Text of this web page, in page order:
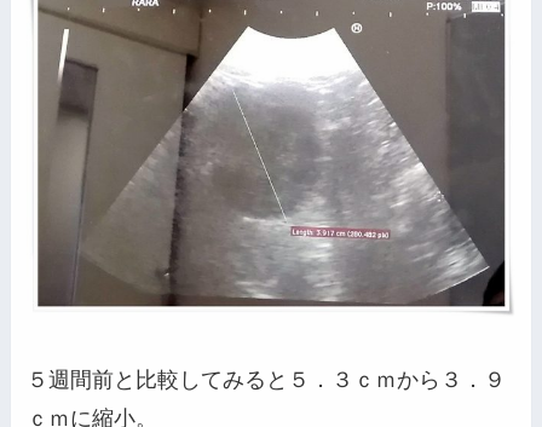
５週間前と比較してみると５．３ｃｍから３．９
ｃｍに縮小。